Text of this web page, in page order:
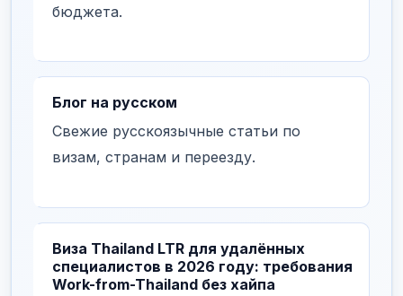
бюджета.
Блог на русском
Свежие русскоязычные статьи по
визам, странам и переезду.
Виза Thailand LTR для удалённых
специалистов в 2026 году: требования
Work-from-Thailand без хайпа